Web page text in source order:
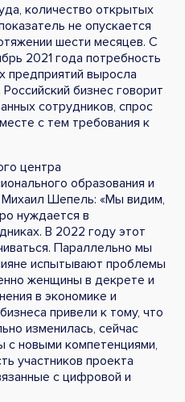
количество открытых
не опускается
шести месяцев. С
2021 года потребность
предприятий выросла
бизнес говорит
сотрудников, спрос
с тем требования к
центра
образования и
Михаил Шепель: «Мы видим,
нуждается в
В 2022 году этот
Параллельно мы
испытывают проблемы
женщины в декрете и
в экономике и
привели к тому, что
изменилась, сейчас
с новыми компетенциями,
участников проекта
с цифровой и